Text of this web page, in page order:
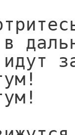
в